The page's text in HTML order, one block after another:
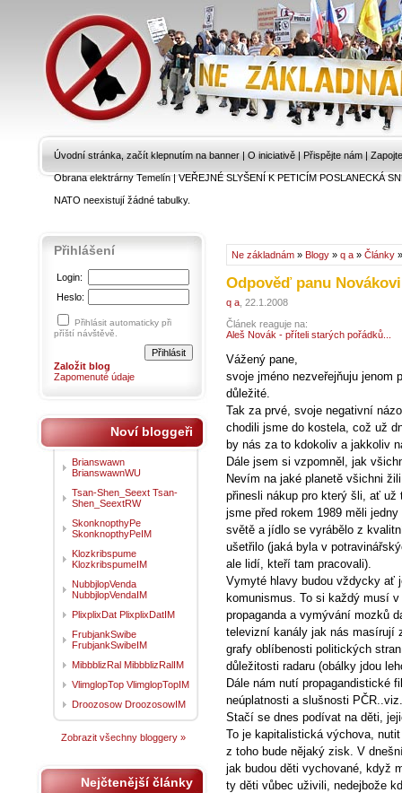
Úvodní stránka, začít klepnutím na banner | O iniciativě | Přispějte nám |
Obrana elektrárny Temelín|VEŘEJNÉ SLYŠENÍ K PETICÍM POSLANECKÁ
NATO neexistují žádné tabulky.
Ne základnám » Blogy » q a » Články
Odpověď panu Novákovi
q a , 22.1.2008
Článek reaguje na:
Aleš Novák - příteli starých pořádků...
Vážený pane,
svoje jméno nezveřejňuju jenom
důležité.
Tak za prvé, svoje negativní
chodili jsme do kostela, což už
by nás za to kdokoliv a jakkoliv
Dále jsem si vzpomněl, jak
Nevím na jaké planetě všichni
přinesli nákup pro který šli, ať
jsme před rokem 1989 měli
světě a jídlo se vyrábělo z
ušetřilo (jaká byla v
ale lidí, kteří tam pracovali).
Vymyté hlavy budou vždycky ať
komunismus. To si každý musí
propaganda a vymývání mozků
televizní kanály jak nás masírují
grafy oblíbenosti politických
důležitosti radaru (obálky jdou
Dále nám nutí propagandistické
neúplatnosti a slušnosti
Stačí se dnes podívat na děti,
To je kapitalistická výchova,
z toho bude nějaký zisk. V
jak budou děti vychované, když
ty děti vůbec uživili, nedejbože
Přihlášení
Login:
Heslo:
Přihlásit automaticky při
příští návštěvě.
Založit blog
Zapomenuté údaje
Noví bloggeři
Brianswawn
BrianswawnWU
Tsan-Shen_Seext Tsan-
Shen_SeextRW
SkonknopthyPe
SkonknopthyPeIM
Klozkribspume
KlozkribspumeIM
NubbjlopVenda
NubbjlopVendaIM
PlixplixDat PlixplixDatIM
FrubjankSwibe
FrubjankSwibeIM
MibbblizRal MibbblizRalIM
VlimglopTop VlimglopTopIM
Droozosow DroozosowIM
Zobrazit všechny bloggery »
Nejčtenější články